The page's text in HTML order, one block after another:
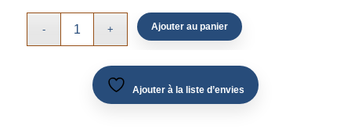
Ajouter au panier
Ajouter à la liste d’envies